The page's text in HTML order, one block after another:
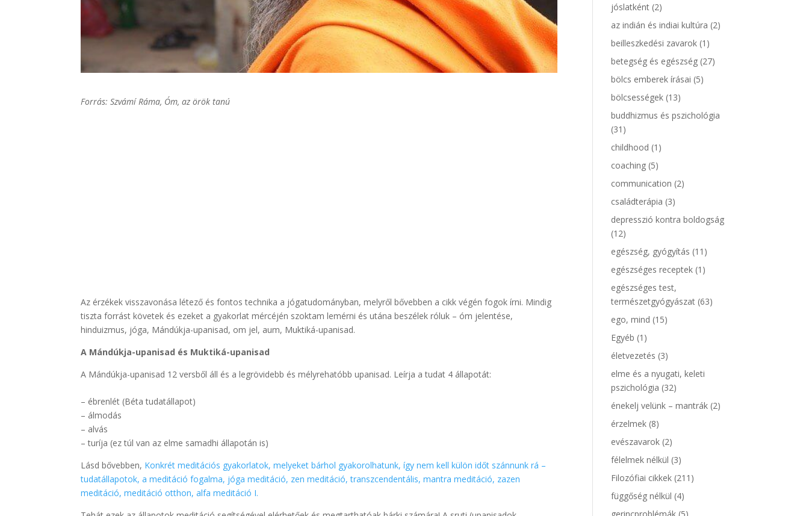
Forrás: Szvámí Ráma, Óm, az örök tanú
Az érzékek visszavonása létező és fontos technika a jógatudományban, melyről bővebben a cikk végén fogok írni. Mindig
tiszta forrást követek és ezeket a gyakorlat mércéjén szoktam lemérni és utána beszélek róluk – óm jelentése,
hinduizmus, jóga, Mándúkja-upanisad, om jel, aum, Muktiká-upanisad.
A Mándúkja-upanisad és Muktiká-upanisad
A Mándúkja-upanisad 12 versből áll és a legrövidebb és mélyrehatóbb upanisad. Leírja a tudat 4 állapotát:
– ébrenlét (Béta tudatállapot)
– álmodás
– alvás
– turíja (ez túl van az elme samadhi állapotán is)
Lásd bővebben, Konkrét meditációs gyakorlatok, melyeket bárhol gyakorolhatunk, így nem kell külön időt szánnunk rá –
tudatállapotok, a meditáció fogalma, jóga meditáció, zen meditáció, transzcendentális, mantra meditáció, zazen
meditáció, meditáció otthon, alfa meditáció I.
jóslatként (2)
az indián és indiai kultúra (2)
beilleszkedési zavarok (1)
betegség és egészség (27)
bölcs emberek írásai (5)
bölcsességek (13)
buddhizmus és pszichológia
(31)
childhood (1)
coaching (5)
communication (2)
családterápia (3)
depresszió kontra boldogság
(12)
egészség, gyógyítás (11)
egészséges receptek (1)
egészséges test,
természetgyógyászat (63)
ego, mind (15)
Egyéb (1)
életvezetés (3)
elme és a nyugati, keleti
pszichológia (32)
énekelj velünk – mantrák (2)
érzelmek (8)
evészavarok (2)
félelmek nélkül (3)
Filozófiai cikkek (211)
függőség nélkül (4)